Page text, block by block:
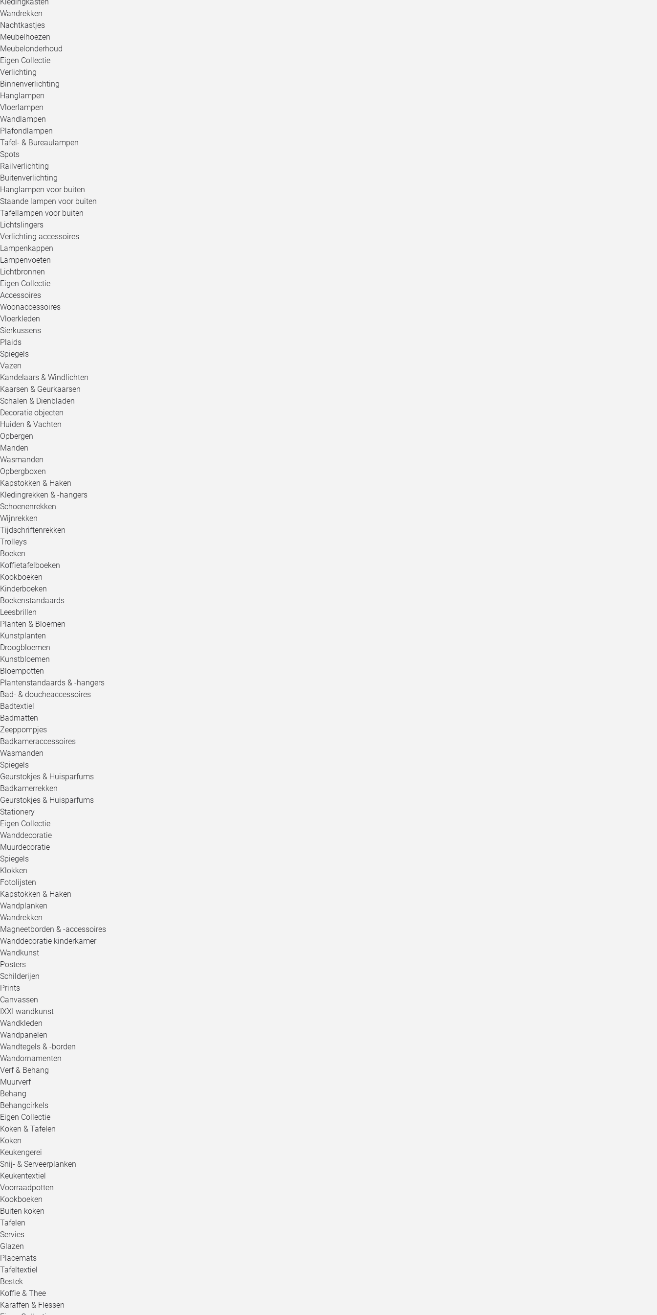
Wandrekken
Nachtkastjes
Meubelhoezen
Meubelonderhoud
Eigen Collectie
Verlichting
Binnenverlichting
Hanglampen
Vloerlampen
Wandlampen
Plafondlampen
Tafel- & Bureaulampen
Spots
Railverlichting
Buitenverlichting
Hanglampen voor buiten
Staande lampen voor buiten
Tafellampen voor buiten
Lichtslingers
Verlichting accessoires
Lampenkappen
Lampenvoeten
Lichtbronnen
Eigen Collectie
Accessoires
Woonaccessoires
Vloerkleden
Sierkussens
Plaids
Spiegels
Vazen
Kandelaars & Windlichten
Kaarsen & Geurkaarsen
Schalen & Dienbladen
Decoratie objecten
Huiden & Vachten
Opbergen
Manden
Wasmanden
Opbergboxen
Kapstokken & Haken
Kledingrekken & -hangers
Schoenenrekken
Wijnrekken
Tijdschriftenrekken
Trolleys
Boeken
Koffietafelboeken
Kookboeken
Kinderboeken
Boekenstandaards
Leesbrillen
Planten & Bloemen
Kunstplanten
Droogbloemen
Kunstbloemen
Bloempotten
Plantenstandaards & -hangers
Bad- & doucheaccessoires
Badtextiel
Badmatten
Zeeppompjes
Badkameraccessoires
Wasmanden
Spiegels
Geurstokjes & Huisparfums
Badkamerrekken
Geurstokjes & Huisparfums
Stationery
Eigen Collectie
Wanddecoratie
Muurdecoratie
Spiegels
Klokken
Fotolijsten
Kapstokken & Haken
Wandplanken
Wandrekken
Magneetborden & -accessoires
Wanddecoratie kinderkamer
Wandkunst
Posters
Schilderijen
Prints
Canvassen
IXXI wandkunst
Wandkleden
Wandpanelen
Wandtegels & -borden
Wandornamenten
Verf & Behang
Muurverf
Behang
Behangcirkels
Eigen Collectie
Koken & Tafelen
Koken
Keukengerei
Snij- & Serveerplanken
Keukentextiel
Voorraadpotten
Kookboeken
Buiten koken
Tafelen
Servies
Glazen
Placemats
Tafeltextiel
Bestek
Koffie & Thee
Karaffen & Flessen